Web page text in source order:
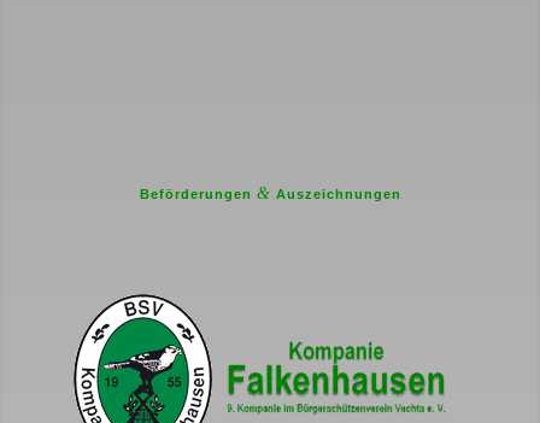
Beförderungen & Auszeichnungen